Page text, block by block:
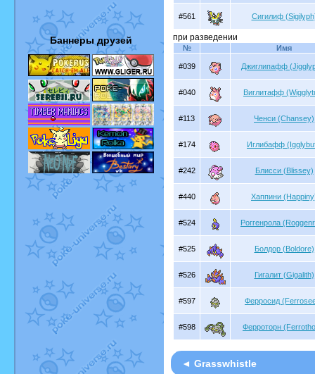
Баннеры друзей
#561 Сигилиф
при разведении
№ Имя
#039 Джиглипафф
#040 Виглитафф
#113 Ченси (Chansey)
#174 Иглибафф
#242 Блисси (Blissey)
#440 Хаппини
#524 Роггенрола
#525 Болдор (Boldore)
#526 Гигалит (Gigalith)
#597 Ферросид
#598 Ферроторн
◄ Grasswhistle